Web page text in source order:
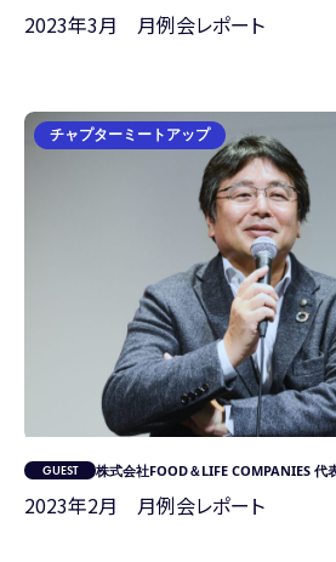
2023年3月 月例会レポート
チャプターミートアップ
株式会社FOOD＆LIFE COMPANIES 代
2023年2月 月例会レポート